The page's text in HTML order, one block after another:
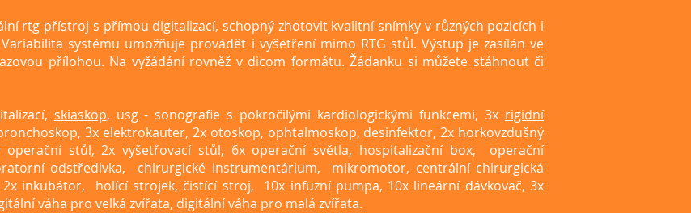
rtg přístroj s přímou digitalizací, schopný zhotovit kvalitní snímky v různých pozicích i
systému umožňuje provádět i vyšetření mimo RTG stůl. Výstup je zasílán ve
přílohou. Na vyžádání rovněž v dicom formátu. Žádanku si můžete stáhnout či
skiaskop, usg - sonografie s pokročilými kardiologickými funkcemi,3x rigidní
3x elektrokauter, 2x otoskop, ophtalmoskop, desinfektor, 2x horkovzdušný
operační stůl, 2x vyšetřovací stůl, 6x operační světla, hospitalizační box, operační
odstředivka, chirurgické instrumentárium, mikromotor, centrální chirurgická
2x inkubátor, holící strojek, čistící stroj, 10x infuzní pumpa, 10x lineární dávkovač, 3x
váha pro velká zvířata, digitální váha pro malá zvířata.